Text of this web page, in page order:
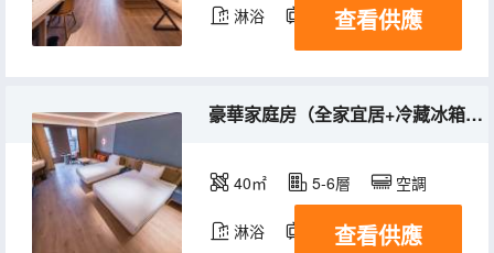
淋浴 電視機 冰箱
查看供應
豪華家庭房（全家宜居+冷藏冰箱+深睡護脊床墊）
40㎡ 5-6層 空調
淋浴 電視機 冰箱
查看供應